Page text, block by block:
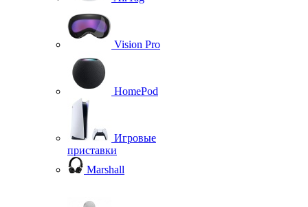
Vision Pro
HomePod
Игровые
приставки
Marshall